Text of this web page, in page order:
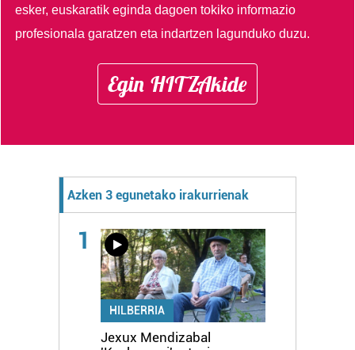
esker, euskaratik eginda dagoen tokiko informazio
profesionala garatzen eta indartzen lagunduko duzu.
Egin HITZAkide
Azken 3 egunetako irakurrienak
1
HILBERRIA
Jexux Mendizabal